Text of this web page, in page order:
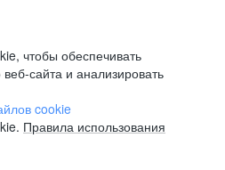
чтобы обеспечивать
сайта и анализировать
cookie
Правила использования